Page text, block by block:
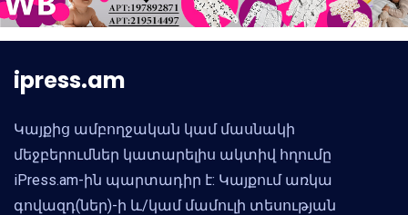
ipress.am
Կայքից ամբողջական կամ մասնակի
մեջբերումներ կատարելիս ակտիվ հղումը
iPress.am-ին պարտադիր է: Կայքում առկա
գովազդ(ներ)-ի և/կամ մամուլի տեսության